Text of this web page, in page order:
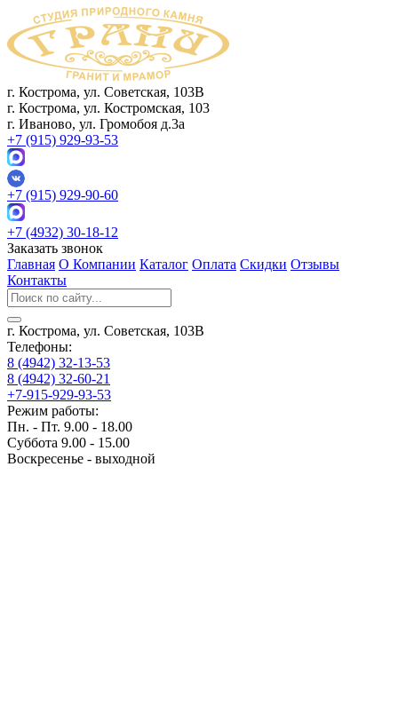
г. Кострома, ул. Советская, 103В
г. Кострома, ул. Костромская, 103
г. Иваново, ул. Громобоя д.3а
+7 (915) 929-93-53
+7 (915) 929-90-60
+7 (4932) 30-18-12
Заказать звонок
Главная О Компании Каталог Оплата Скидки Отзывы
Контакты
г. Кострома, ул. Советская, 103В
Телефоны:
8 (4942) 32-13-53
8 (4942) 32-60-21
+7-915-929-93-53
Режим работы:
Пн. - Пт. 9.00 - 18.00
Суббота 9.00 - 15.00
Воскресенье - выходной